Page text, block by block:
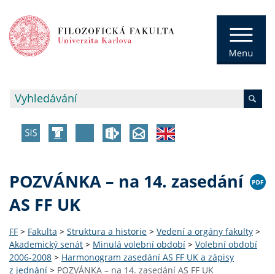
POZVÁNKA – na 14. zasedání
AS FF UK
FF > Fakulta > Struktura a historie > Vedení a orgány fakulty >
Akademický senát > Minulá volební období > Volební období
2006-2008 > Harmonogram zasedání AS FF UK a zápisy
z jednání > POZVÁNKA – na 14. zasedání AS FF UK